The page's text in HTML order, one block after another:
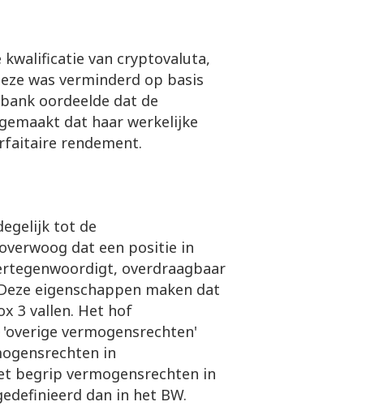
van cryptovaluta,
was verminderd op basis
oordeelde dat de
dat haar werkelijke
rendement.
tot de
dat een positie in
overdraagbaar
eigenschappen maken dat
3 vallen. Het hof
vermogensrechten'
in
begrip vermogensrechten in
dan in het BW.